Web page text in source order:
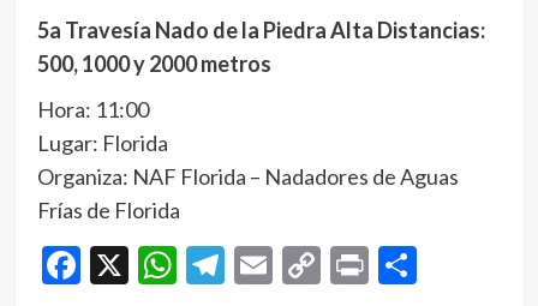
5a Travesía Nado de la Piedra Alta Distancias:
500, 1000 y 2000 metros
Hora: 11:00
Lugar: Florida
Organiza: NAF Florida – Nadadores de Aguas
Frías de Florida
Facebook
X WhatsApp
Telegram
EmailCopy
Print